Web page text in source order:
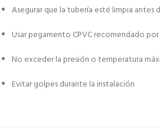
Asegurar que la tubería esté limpia antes
Usar pegamento CPVC recomendado
No exceder la presión o temperatura
Evitar golpes durante la instalación